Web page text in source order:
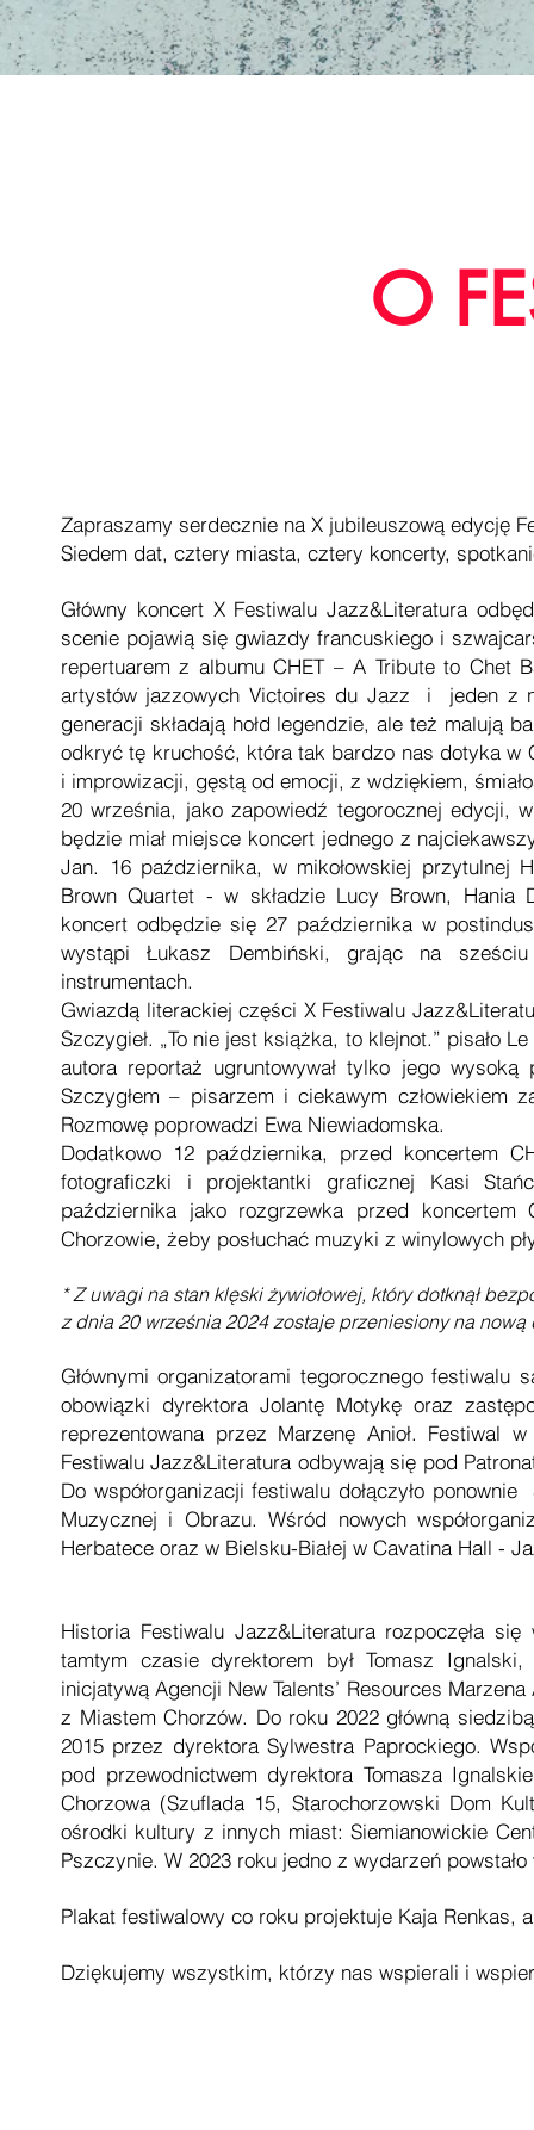
O
Zapraszamy serdecznie na X jubileuszową edycję
Siedem dat, cztery miasta, cztery koncerty,
Główny koncert X Festiwalu Jazz&Literatura
scenie pojawią się gwiazdy francuskiego i
repertuarem z albumu CHET – A Tribute to Chet
artystów jazzowych Victoires du Jazz i jeden z
generacji składają hołd legendzie, ale też malują
odkryć tę kruchość, która tak bardzo nas dotyka w
i improwizacji, gęstą od emocji, z wdziękiem,
20 września, jako zapowiedź tegorocznej edycji,
będzie miał miejsce koncert jednego z
Jan. 16 października, w mikołowskiej przytulnej
Brown Quartet - w składzie Lucy Brown, Hania
koncert odbędzie się 27 października w
wystąpi Łukasz Dembiński, grając na
instrumentach.
Gwiazdą literackiej części X Festiwalu
Szczygieł. „To nie jest książka, to klejnot.” pisało
autora reportaż ugruntowywał tylko jego
Szczygłem – pisarzem i ciekawym człowiekiem
Rozmowę poprowadzi Ewa Niewiadomska.
Dodatkowo 12 października, przed koncertem
fotograficzki i projektantki graficznej Kasi
października jako rozgrzewka przed
Chorzowie, żeby posłuchać muzyki z winylowych
* Z uwagi na stan klęski żywiołowej, który dotknął
z dnia 20 września 2024 zostaje przeniesiony na nową
Głównymi organizatorami tegorocznego festiwalu
obowiązki dyrektora Jolantę Motykę oraz
reprezentowana przez Marzenę Anioł.
Festiwalu Jazz&Literatura odbywają się pod
Do współorganizacji festiwalu dołączyło
Muzycznej i Obrazu. Wśród nowych
Herbatece oraz w Bielsku-Białej w Cavatina Hall -
Historia Festiwalu Jazz&Literatura rozpoczęła
tamtym czasie dyrektorem był Tomasz
inicjatywą Agencji New Talents’ Resources
z Miastem Chorzów. Do roku 2022 główną
2015 przez dyrektora Sylwestra Paprockiego.
pod przewodnictwem dyrektora Tomasza
Chorzowa (Szuflada 15, Starochorzowski Dom
ośrodki kultury z innych miast: Siemianowickie
Pszczynie. W 2023 roku jedno z wydarzeń
Plakat festiwalowy co roku projektuje Kaja Renkas,
Dziękujemy wszystkim, którzy nas wspierali i